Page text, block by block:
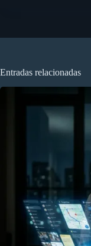
Entradas relacionadas